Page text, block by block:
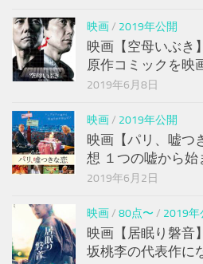
映画/ 2019年公開
映画【空母いぶき
原作コミックを映
2019年6月8日
映画/ 2019年公開
映画【パリ、嘘つ
想 １つの嘘から始
2019年6月2日
映画/ 80点〜 / 2019年
映画【居眠り磐音
坂桃李の代表作に